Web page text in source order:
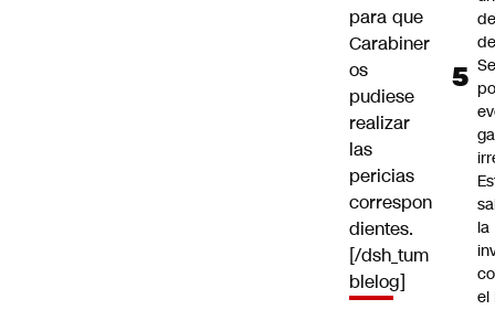
para que
Carabiner
os
pudiese
realizar
las
pericias
correspon
dientes.
[/dsh_tum
blelog]
la
el